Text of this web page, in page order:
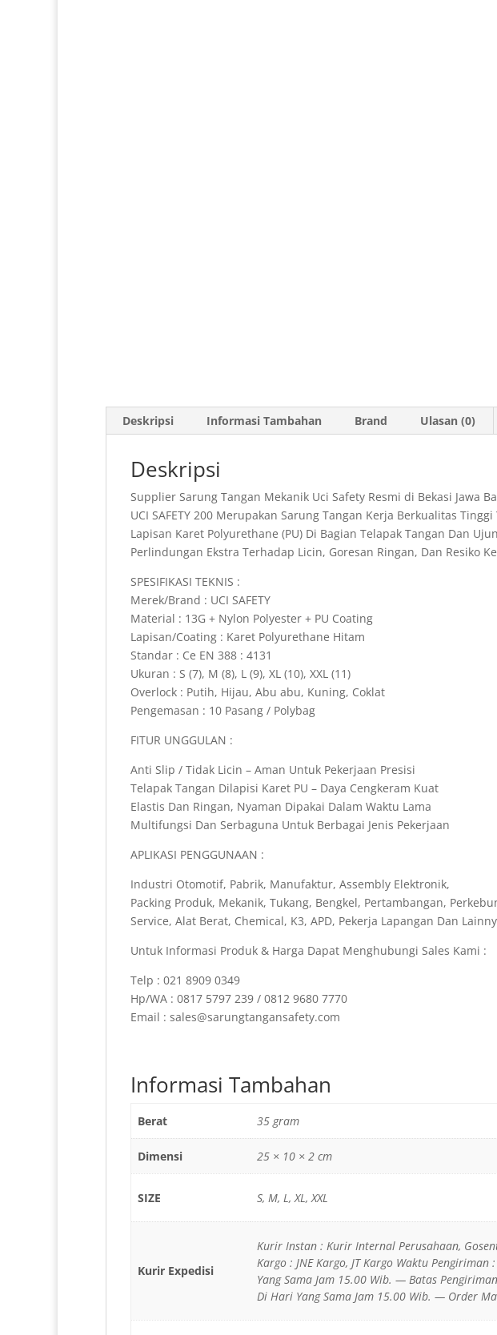
Deskripsi Informasi Tambahan Brand Ulasan (0)
Deskripsi
Supplier Sarung Tangan Mekanik Uci Safety Resmi di Bekasi Jawa
UCI SAFETY 200 Merupakan Sarung Tangan Kerja Berkualitas
Lapisan Karet Polyurethane (PU) Di Bagian Telapak Tangan Dan
Perlindungan Ekstra Terhadap Licin, Goresan Ringan, Dan Resiko
SPESIFIKASI TEKNIS :
Merek/Brand : UCI SAFETY
Material : 13G + Nylon Polyester + PU Coating
Lapisan/Coating : Karet Polyurethane Hitam
Standar : Ce EN 388 : 4131
Ukuran : S (7), M (8), L (9), XL (10), XXL (11)
Overlock : Putih, Hijau, Abu abu, Kuning, Coklat
Pengemasan : 10 Pasang / Polybag
FITUR UNGGULAN :
Anti Slip / Tidak Licin – Aman Untuk Pekerjaan Presisi
Telapak Tangan Dilapisi Karet PU – Daya Cengkeram Kuat
Elastis Dan Ringan, Nyaman Dipakai Dalam Waktu Lama
Multifungsi Dan Serbaguna Untuk Berbagai Jenis Pekerjaan
APLIKASI PENGGUNAAN :
Industri Otomotif, Pabrik, Manufaktur, Assembly Elektronik,
Packing Produk, Mekanik, Tukang, Bengkel, Pertambangan,
Service, Alat Berat, Chemical, K3, APD, Pekerja Lapangan Dan
Untuk Informasi Produk & Harga Dapat Menghubungi Sales Kami :
Telp : 021 8909 0349
Hp/WA : 0817 5797 239 / 0812 9680 7770
Email : sales@sarungtangansafety.com
Informasi Tambahan
Berat 35 gram
Dimensi 25 × 10 × 2 cm
SIZE S, M, L, XL, XXL
Kurir Expedisi
Kurir Instan : Kurir Internal Perusahaan,
Kargo : JNE Kargo, JT Kargo Waktu
Yang Sama Jam 15.00 Wib. — Batas
Di Hari Yang Sama Jam 15.00 Wib. — Order